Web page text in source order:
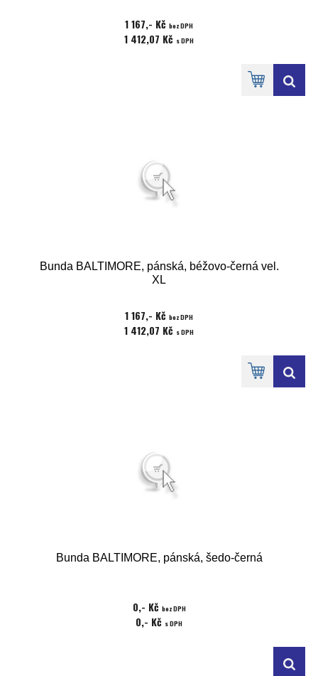
1 167,- Kč bez DPH
1 412,07 Kč s DPH
Bunda BALTIMORE, pánská, béžovo-černá vel.
XL
1 167,- Kč bez DPH
1 412,07 Kč s DPH
Bunda BALTIMORE, pánská, šedo-černá
0,- Kč bez DPH
0,- Kč s DPH